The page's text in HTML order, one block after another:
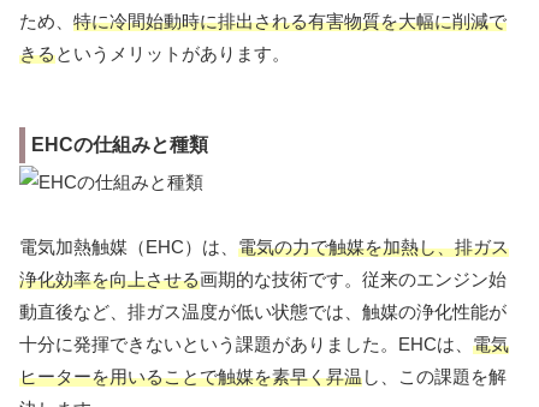
ため、 特に冷間始動時に排出される有害物質を大幅に削減で
きるというメリットがあります。
EHCの仕組みと種類
電気加熱触媒（EHC）は、 電気の力で触媒を加熱し、排ガス
浄化効率を向上させる画期的な技術です。従来のエンジン始
動直後など、排ガス温度が低い状態では、触媒の浄化性能が
十分に発揮できないという課題がありました。EHCは、 電気
ヒーターを用いることで触媒を素早く昇温し、この課題を解